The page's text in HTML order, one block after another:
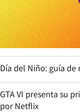
Día del Niño: guía
GTA VI presenta su
por Netflix